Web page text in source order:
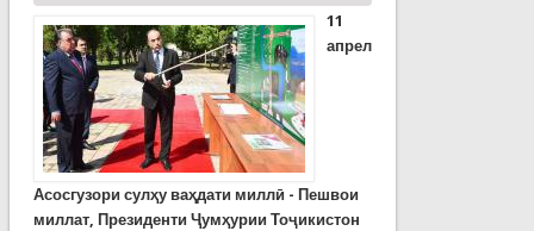
11
апрел
Асосгузори сулҳу ваҳдати миллӣ - Пешвои
миллат, Президенти Ҷумҳурии Тоҷикистон